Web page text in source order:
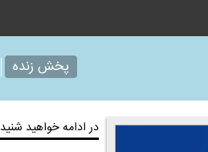
پخش زنده
در ادامه خواهید شنید